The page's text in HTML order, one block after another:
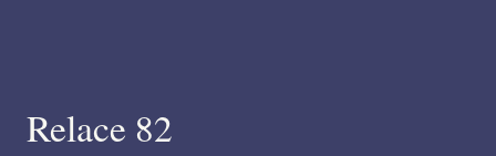
Relace 82